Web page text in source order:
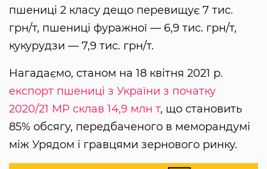
пшениці 2 класу дещо перевищує 7 тис.
грн/т, пшениці фуражної — 6,9 тис. грн/т,
кукурудзи — 7,9 тис. грн/т.
Нагадаємо, станом на 18 квітня 2021 р.
експорт пшениці з України з початку
2020/21 МР склав 14,9 млн т, що становить
85% обсягу, передбаченого в меморандумі
між Урядом і гравцями зернового ринку.